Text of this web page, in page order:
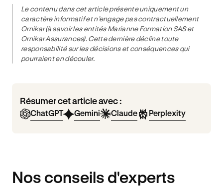
Le contenu dans cet article présente uniquement un
caractère informatif et n’engage pas contractuellement
Ornikar (à savoir les entités Marianne Formation SAS et
Ornikar Assurances). Cette dernière décline toute
responsabilité sur les décisions et conséquences qui
pourraient en découler.
Résumer cet article avec :
ChatGPT Gemini Claude Perplexity
Nos conseils d'experts